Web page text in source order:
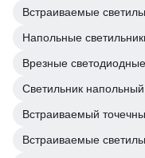
Встраиваемые
Напольные
Врезные
Светильник
Встраиваемый
Встраиваемые